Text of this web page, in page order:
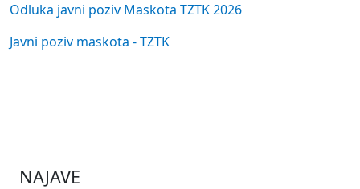
Odluka javni poziv Maskota TZTK 2026
Javni poziv maskota - TZTK
NAJAVE